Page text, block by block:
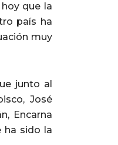
que la
país ha
muy
junto al
José
Encarna
ha sido la